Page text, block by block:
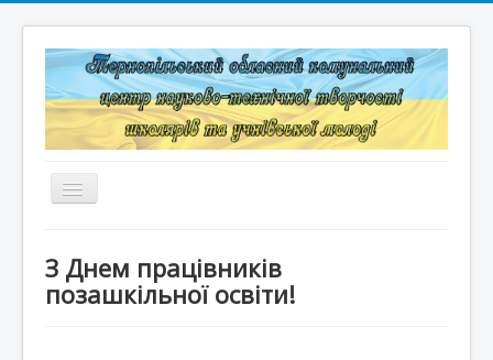
Перемикач
навігації
Структура
З Днем працівників
позашкільної освіти!